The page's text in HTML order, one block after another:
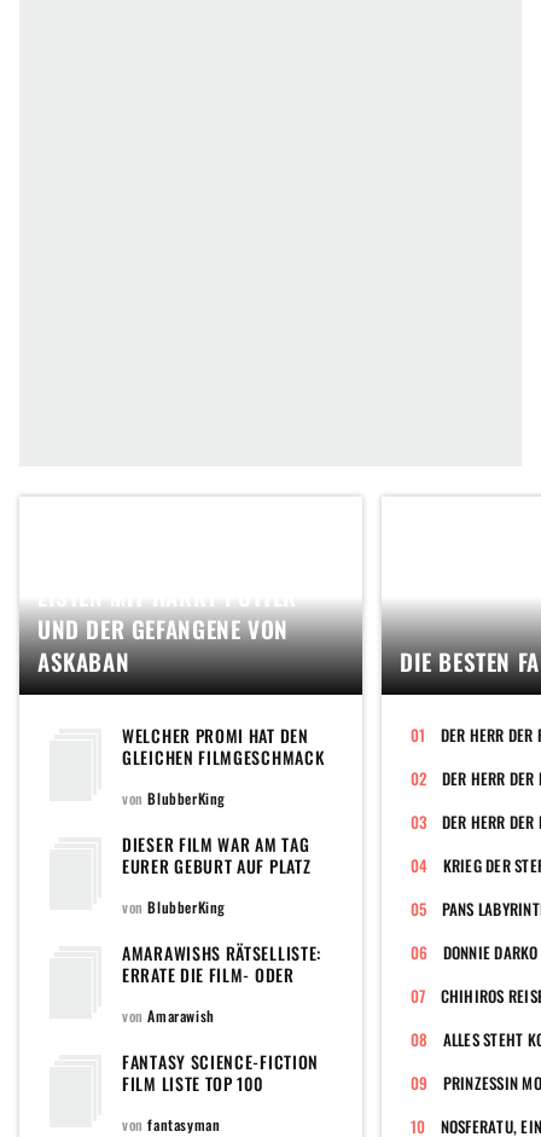
UND DER GEFANGENE VON
ASKABAN
WELCHER PROMI HAT DEN
GLEICHEN FILMGESCHMACK
vonBlubberKing
DIESER FILM WAR AM TAG
EURER GEBURT AUF PLATZ
vonBlubberKing
AMARAWISHS RÄTSELLISTE:
ERRATE DIE FILM- ODER
vonAmarawish
FANTASY SCIENCE-FICTION
FILM LISTE TOP 100
vonfantasyman
DIE BESTEN
DER HERR
DER HERR
KRIEG DER
PANS
DONNIE DARKO
CHIHIROS
ALLES STEHT
PRINZESSIN